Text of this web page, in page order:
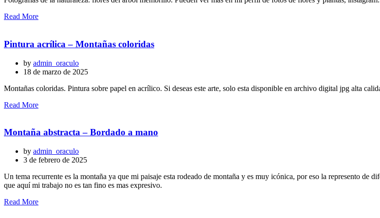
Read More
Pintura acrílica – Montañas coloridas
by admin_oraculo
18 de marzo de 2025
Montañas coloridas. Pintura sobre papel en acrílico. Si deseas este arte, solo esta disponible en archivo digital jpg alta
Read More
Montaña abstracta – Bordado a mano
by admin_oraculo
3 de febrero de 2025
Un tema recurrente es la montaña ya que mi paisaje esta rodeado de montaña y es muy icónica, por eso la represento de
que aquí mi trabajo no es tan fino es mas expresivo.
Read More